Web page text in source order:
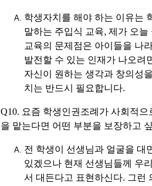
학생자치를 해야 하는 이유는
말하는 주입식 교육, 제가 오늘
교육의 문제점은 아이들을 나
발전할 수 있는 인재가 나오려
자신이 원하는 생각과 창의성
치는 반드시 필요합니다.
Q10. 요즘 학생인권조례가 사회적
을 맡는다면 어떤 부분을 보장하고
전 학생이 선생님과 얼굴을 대
있겠으나 현재 선생님들께 우
서 대든다고 표현하신다. 그런